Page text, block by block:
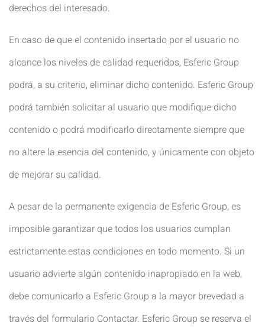
derechos del interesado.
En caso de que el contenido insertado por el usuario no
alcance los niveles de calidad requeridos, Esferic Group
podrá, a su criterio, eliminar dicho contenido. Esferic Group
podrá también solicitar al usuario que modifique dicho
contenido o podrá modificarlo directamente siempre que
no altere la esencia del contenido, y únicamente con objeto
de mejorar su calidad.
A pesar de la permanente exigencia de Esferic Group, es
imposible garantizar que todos los usuarios cumplan
estrictamente estas condiciones en todo momento. Si un
usuario advierte algún contenido inapropiado en la web,
debe comunicarlo a Esferic Group a la mayor brevedad a
través del formulario Contactar. Esferic Group se reserva el